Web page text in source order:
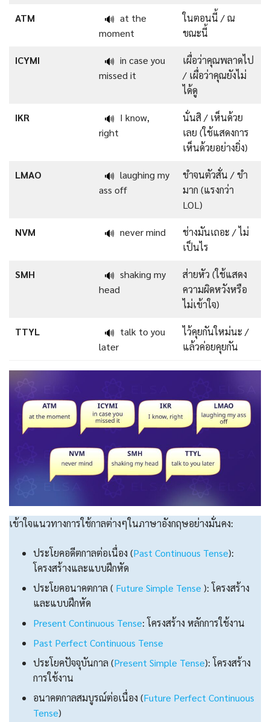
ATM 🔊 at the
moment
ในตอนนี้ / ณ
ขณะนี้
ICYMI 🔊 in case you
missed it
เผื่อว่าคุณพลาดไป
/ เผื่อว่าคุณยังไม่
ได้ดู
IKR 🔊 I know,
right
นั่นสิ / เห็นด้วย
เลย (ใช้แสดงการ
เห็นด้วยอย่างยิ่ง)
LMAO 🔊 laughing my
ass off
ขำจนตัวสั่น / ขำ
มาก (แรงกว่า
LOL)
NVM 🔊 never mind
ช่างมันเถอะ / ไม่
เป็นไร
SMH 🔊 shaking my
head
ส่ายหัว (ใช้แสดง
ความผิดหวังหรือ
ไม่เข้าใจ)
TTYL 🔊 talk to you
later
ไว้คุยกันใหม่นะ /
แล้วค่อยคุยกัน
เข้าใจแนวทางการใช้กาลต่างๆในภาษาอังกฤษอย่างมั่นคง:
ประโยคอดีตกาลต่อเนื่อง (Past Continuous Tense):
โครงสร้างและแบบฝึกหัด
ประโยคอนาคตกาล ( Future Simple Tense ): โครงสร้าง
และแบบฝึกหัด
Present Continuous Tense: โครงสร้าง หลักการใช้งาน
Past Perfect Continuous Tense
ประโยคปัจจุบันกาล (Present Simple Tense): โครงสร้าง
การใช้งาน
อนาคตกาลสมบูรณ์ต่อเนื่อง (Future Perfect Continuous
Tense)